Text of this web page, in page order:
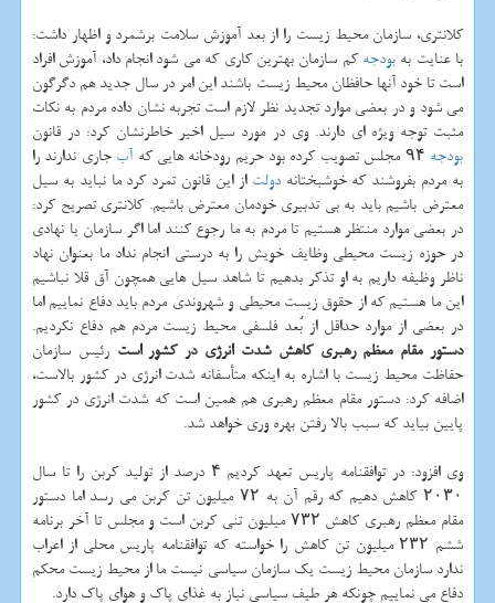
كلانتری، سازمان محیط زیست را از بعد آموزش سلامت برشمرد و اظهار داشت:
با عنایت بهبودجهكم سازمان بهترین كاری كه می شود انجام داد، آموزش افراد
است تا خود آنها حافظان محیط زیست باشند این امر در سال جدید هم دگرگون
می شود و در بعضی موارد تجدید نظر لازم است تجربه نشان داده مردم به نكات
مثبت توجه ویژه ای دارند. وی در مورد سیل اخیر خاطرنشان كرد: در قانون
بودجه
آب جاری ندارند را
به مردم بفروشند كه خوشبختانهدولت از این قانون تمرد كرد ما نباید به سیل
معترض باشیم باید به بی تدبیری خودمان معترض باشیم. كلانتری تصریح كرد:
در بعضی موارد منتظر هستیم تا مردم به ما رجوع كنند اما اگر سازمان یا نهادی
در حوزه زیست محیطی وظایف خویش را به درستی انجام نداد ما بعنوان نهاد
ناظر وظیفه داریم به او تذكر بدهیم تا شاهد سیل هایی همچون آق قلا نباشیم
این ما هستیم كه از حقوق زیست محیطی و شهروندی مردم باید دفاع نماییم اما
در بعضی از موارد حداقل از بُعد فلسفی محیط زیست مردم هم دفاع نكردیم.
دستور مقام معظم رهبری كاهش شدت انرژی در كشور است رئیس سازمان
حفاظت محیط زیست با اشاره به اینكه متأسفانه شدت انرژی در كشور بالاست،
اضافه كرد: دستور مقام معظم رهبری هم همین است كه شدت انرژی در كشور
پایین بیاید كه سبب بالا رفتن بهره وری خواهد شد.
وی افزود: در توافقنامه پاریس تعهد كردیم ۴ درصد از تولید كربن را تا سال
۲۰۳۰ كاهش دهیم كه رقم آن به ۷۲ میلیون تن كربن می رسد اما دستور
مقام معظم رهبری كاهش ۷۳۲ میلیون تنی كربن است و مجلس تا آخر برنامه
ششم ۲۳۲ میلیون تن كاهش را خواسته كه توافقنامه پاریس محلی از اعراب
ندارد سازمان محیط زیست یك سازمان سیاسی نیست ما از محیط زیست محكم
دفاع می نماییم چونكه هر طیف سیاسی نیاز به غذای پاك و هوای پاك دارد.